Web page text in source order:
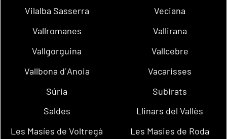
Vilalba Sasserra
Veciana
Vallromanes
Vallirana
Vallgorguina
Vallcebre
Vallbona d´Anoia
Vacarisses
Súria
Subirats
Saldes
Llinars del Vallès
Les Masíes de Voltregà
Les Masies de Roda